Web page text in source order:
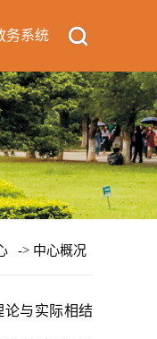
务系统
-> 中心概况
与实际相结